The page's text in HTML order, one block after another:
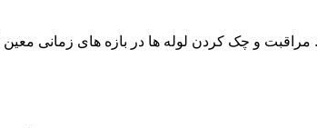
و چک کردن لوله ها در بازه های زمانی